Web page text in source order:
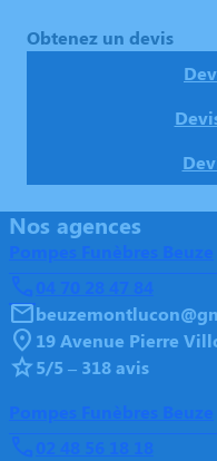
Obtenez un devis
Nos agences
Pompes Funèbres Beuze
04 70 28 47 84
19 Avenue Pierre
5/5 – 318 avis
Pompes Funèbres Beuze
02 48 56 18 18